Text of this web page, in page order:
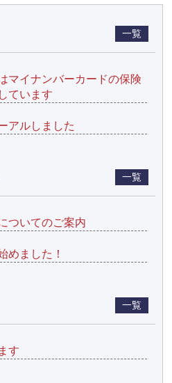
一覧
マイナンバーカードの保険
ています
アルしました
一覧
ついてのご案内
めました！
一覧
す